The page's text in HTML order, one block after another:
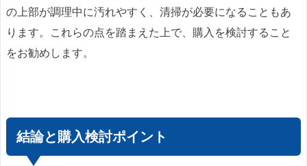
の上部が調理中に汚れやすく、清掃が必要になることもあ
ります。これらの点を踏まえた上で、購入を検討すること
をお勧めします。
結論と購入検討ポイント